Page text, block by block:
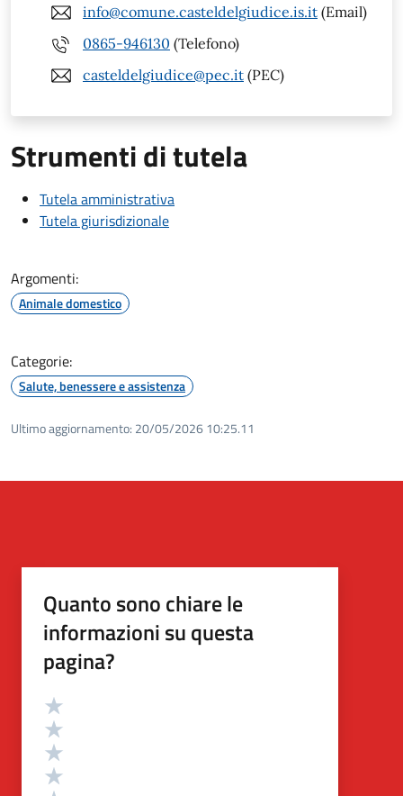
info@comune.casteldelgiudice.is.it (Email)
0865-946130 (Telefono)
casteldelgiudice@pec.it (PEC)
Strumenti di tutela
Tutela amministrativa
Tutela giurisdizionale
Argomenti:
Animale domestico
Categorie:
Salute, benessere e assistenza
Ultimo aggiornamento: 20/05/2026 10:25.11
Quanto sono chiare le
informazioni su questa
pagina?
Valutazione